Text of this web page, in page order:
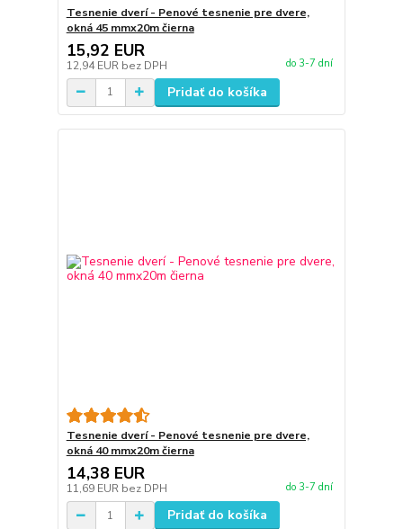
Tesnenie dverí - Penové tesnenie pre dvere,
okná 45 mmx20m čierna
15,92 EUR
12,94 EUR bez DPH do 3-7 dní
Pridať do košíka
Tesnenie dverí - Penové tesnenie pre dvere,
okná 40 mmx20m čierna
14,38 EUR
11,69 EUR bez DPH do 3-7 dní
Pridať do košíka